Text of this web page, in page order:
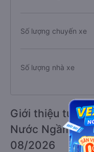
Số lượng chuyến xe
Số lượng nhà xe
Giới thiệu
Nước Ngầm từ
08/2026